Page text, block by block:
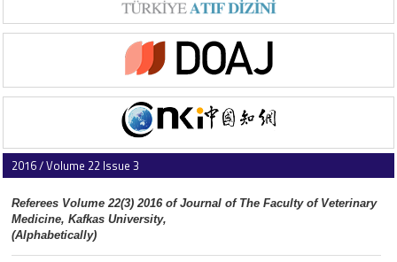
2016 / Volume 22 Issue 3
Referees Volume 22(3) 2016 of Journal of The Faculty of Veterinary
Medicine, Kafkas University,
(Alphabetically)